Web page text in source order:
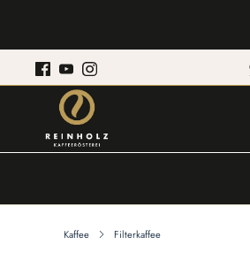
Kaffee Filterkaffee